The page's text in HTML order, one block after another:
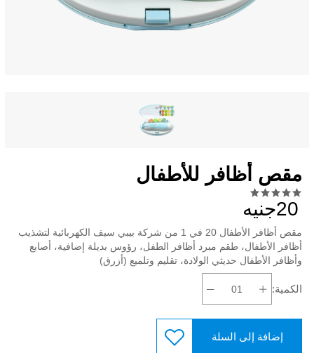
مقص أظافر للأطفال
20جنيه
مقص أظافر الأطفال 20 في 1 من شركة بيبي سيف الكهربائية لتشذيب
أظافر الأطفال، طقم مبرد أظافر الطفل، رؤوس بديلة إضافية، أصابع
وأظافر الأطفال حديثي الولادة، تقليم وتلميع (أزرق)
الكمية:
إضافة إلى السلة